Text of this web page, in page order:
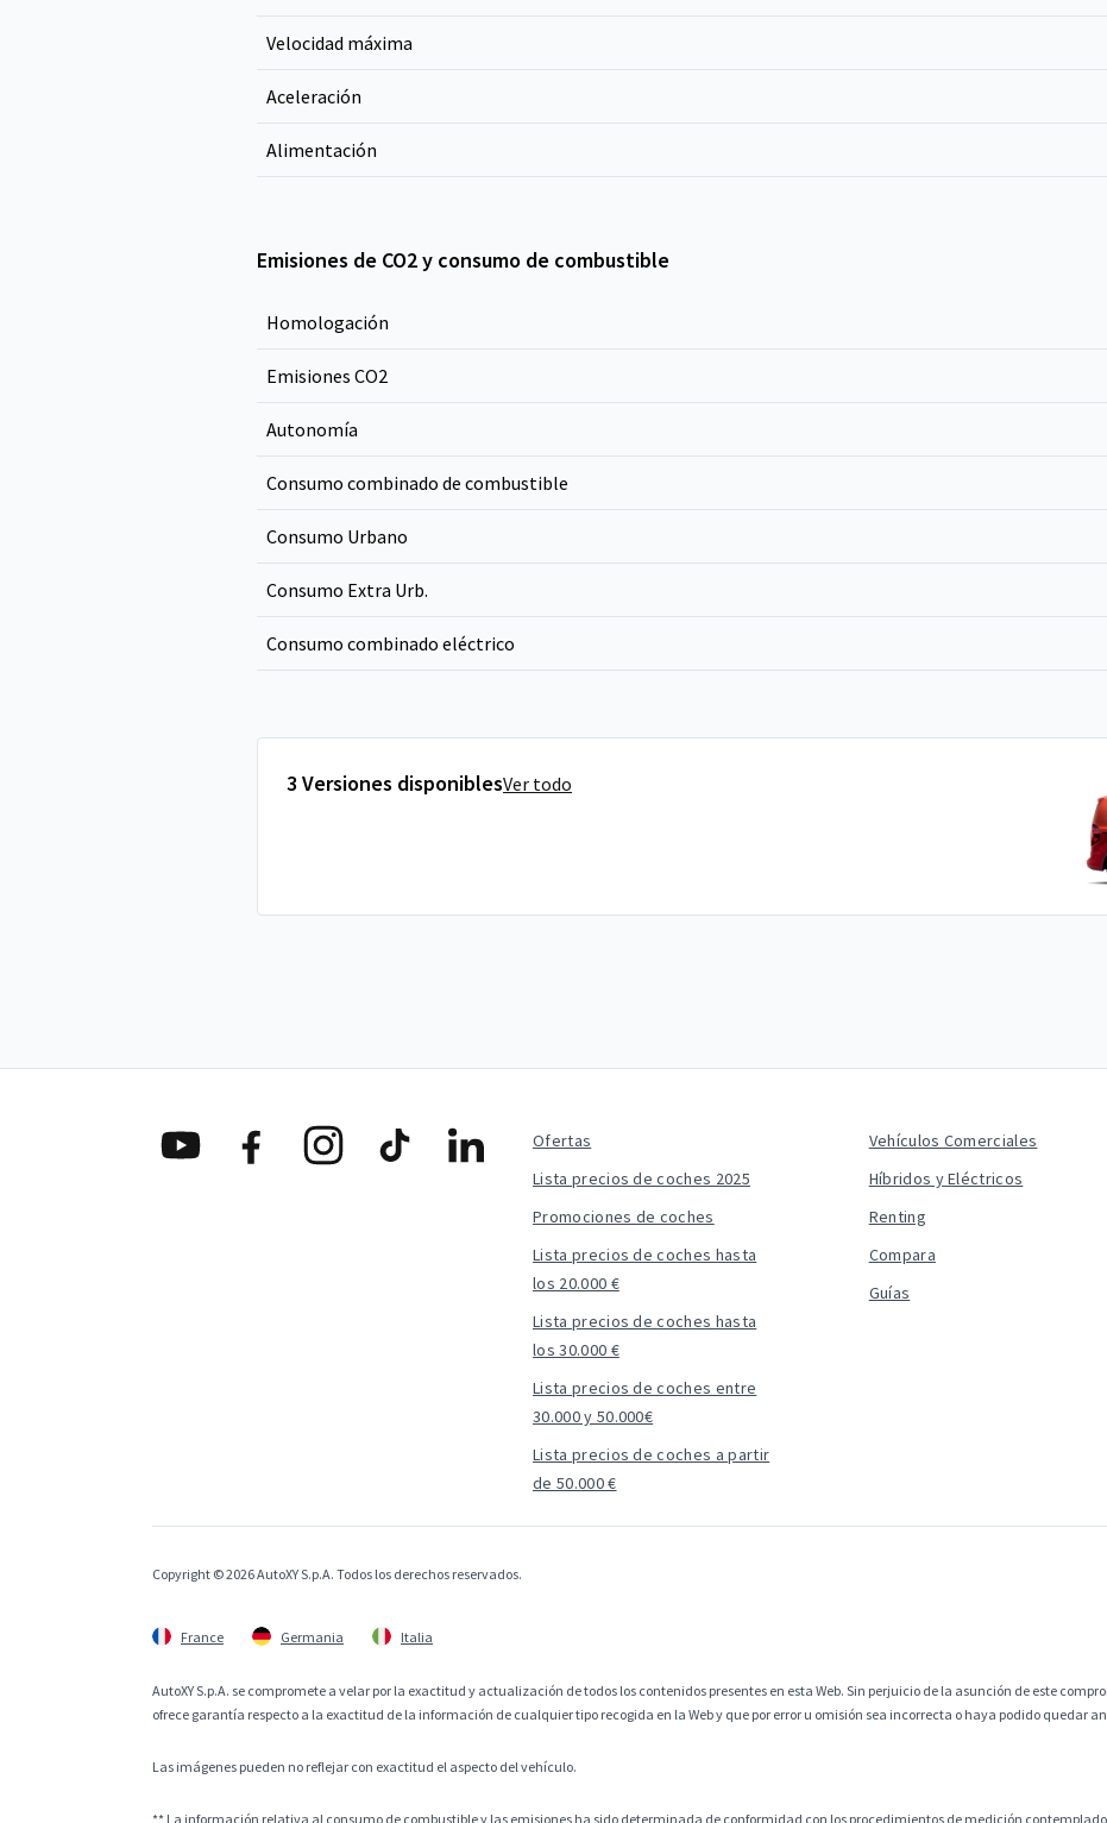
Velocidad máxima
Aceleración
Alimentación
Emisiones de CO2 y consumo de combustible
Homologación
Emisiones CO2
Autonomía
Consumo combinado de combustible
Consumo Urbano
Consumo Extra Urb.
Consumo combinado eléctrico
3 Versiones disponiblesVer todo
Ofertas
Lista precios de coches 2025
Promociones de coches
Lista precios de coches hasta
los 20.000 €
Lista precios de coches hasta
los 30.000 €
Lista precios de coches entre
30.000 y 50.000€
Lista precios de coches a partir
de 50.000 €
Vehículos Comerciales
Híbridos y Eléctricos
Renting
Compara
Guías
Copyright © 2026 AutoXY S.p.A. Todos los derechos reservados.
France Germania Italia
AutoXY S.p.A. se compromete a velar por la exactitud y actualización de todos los contenidos presentes en esta Web. Sin perjuicio de la asunción de este
ofrece garantía respecto a la exactitud de la información de cualquier tipo recogida en la Web y que por error u omisión sea incorrecta o haya podido quedar
Las imágenes pueden no reflejar con exactitud el aspecto del vehículo.
** La información relativa al consumo de combustible y las emisiones ha sido determinada de conformidad con los procedimientos de medición